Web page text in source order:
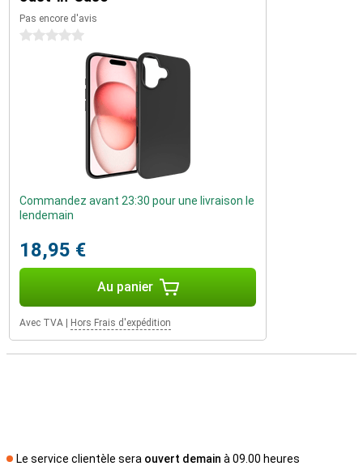
Pas encore d'avis
0 étoiles
Commandez avant 23:30 pour une livraison le
lendemain
18,95 €
Au panier
Avec TVA Hors Frais d'expédition
Le service clientèle sera ouvert demain à 09.00 heures